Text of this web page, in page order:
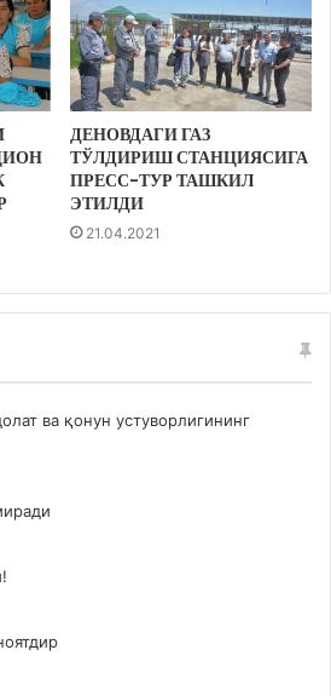
ДЕНОВДАГИ ГАЗ
ТЎЛДИРИШ СТАНЦИЯСИГА
ПРЕСС-ТУР ТАШКИЛ
ЭТИЛДИ
21.04.2021
ва қонун устуворлигининг